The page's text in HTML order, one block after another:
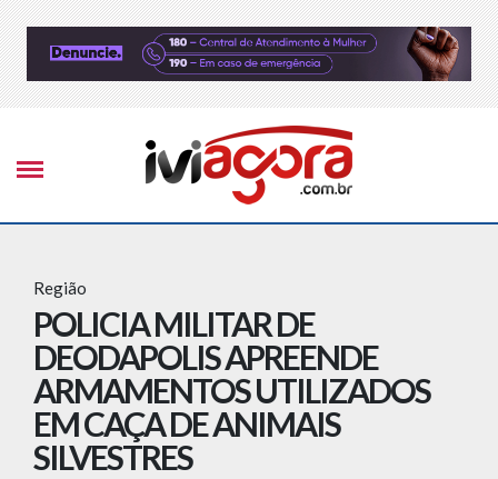
Região
POLICIA MILITAR DE
DEODAPOLIS APREENDE
ARMAMENTOS UTILIZADOS
EM CAÇA DE ANIMAIS
SILVESTRES